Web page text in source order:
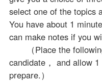
select one of the topics
You have about 1
can make notes if you
（Place the
candidate， and allow
prepare.）